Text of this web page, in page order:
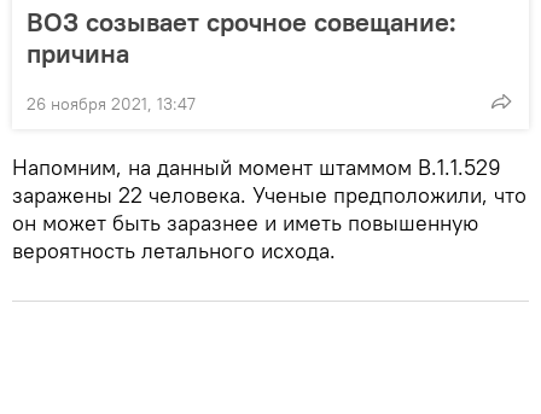
ВОЗ созывает срочное совещание:
причина
26 ноября 2021, 13:47
Напомним, на данный момент штаммом B.1.1.529
заражены 22 человека. Ученые предположили, что
он может быть заразнее и иметь повышенную
вероятность летального исхода.